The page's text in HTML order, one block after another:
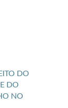
DO
DO
NO